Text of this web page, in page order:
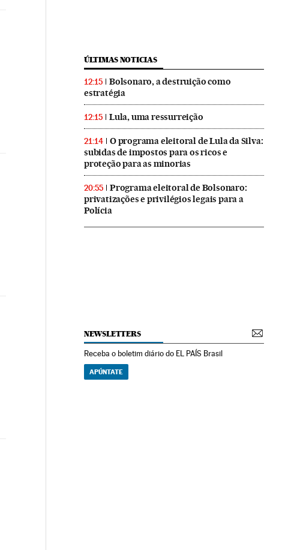
ÚLTIMAS NOTICIAS
12:15
Bolsonaro, a destruição como
estratégia
12:15 Lula, uma ressurreição
21:14
O programa eleitoral de Lula da Silva:
subidas de impostos para os ricos e
proteção para as minorias
20:55
Programa eleitoral de Bolsonaro:
privatizações e privilégios legais para a
Polícia
NEWSLETTERS
Receba o boletim diário do EL PAÍS Brasil
APÚNTATE